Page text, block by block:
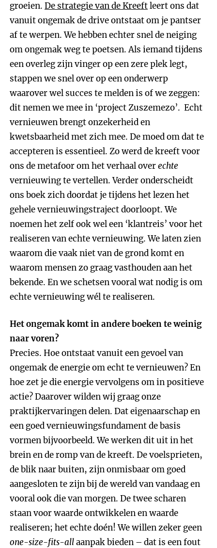
groeien. De strategie van de Kreeftleert ons dat
vanuit ongemak de drive ontstaat om je pantser
af te werpen. We hebben echter snel de neiging
om ongemak weg te poetsen. Als iemand tijdens
een overleg zijn vinger op een zere plek legt,
stappen we snel over op een onderwerp
waarover wel succes te melden is of we zeggen:
dit nemen we mee in ‘project Zuszemezo’. Echt
vernieuwen brengt onzekerheid en
kwetsbaarheid met zich mee. De moed om dat te
accepteren is essentieel. Zo werd de kreeft voor
ons de metafoor om het verhaal overechte
vernieuwing te vertellen. Verder onderscheidt
ons boek zich doordat je tijdens het lezen het
gehele vernieuwingstraject doorloopt. We
noemen het zelf ook wel een ‘klantreis’ voor het
realiseren van echte vernieuwing. We laten zien
waarom die vaak niet van de grond komt en
waarom mensen zo graag vasthouden aan het
bekende. En we schetsen vooral wat nodig is om
echte vernieuwing wél te realiseren.
Het ongemak komt in andere boeken te weinig
naar voren?
Precies. Hoe ontstaat vanuit een gevoel van
ongemak de energie om echt te vernieuwen? En
hoe zet je die energie vervolgens om in positieve
actie? Daarover wilden wij graag onze
praktijkervaringen delen. Dat eigenaarschap en
een goed vernieuwingsfundament de basis
vormen bijvoorbeeld. We werken dit uit in het
brein en de romp van de kreeft. De voelsprieten,
de blik naar buiten, zijn onmisbaar om goed
aangesloten te zijn bij de wereld van vandaag en
vooral ook die van morgen. De twee scharen
staan voor waarde ontwikkelen en waarde
realiseren; het echte doén! We willen zeker geen
one-size-fits-allaanpak bieden – dat is een fout